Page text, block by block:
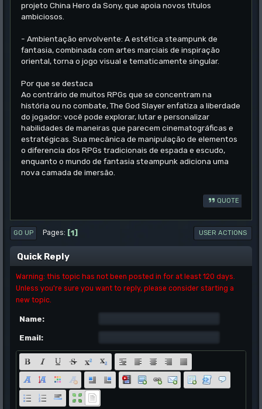
projeto China Hero da Sony, que apoia novos títulos
ambiciosos.
- Ambientação envolvente: A estética steampunk de
fantasia, combinada com artes marciais de inspiração
oriental, torna o jogo visual e tematicamente singular.
Por que se destaca
Ao contrário de muitos RPGs que se concentram na
história ou no combate, The God Slayer enfatiza a liberdade
do jogador: você pode explorar, lutar e personalizar
habilidades de maneiras que parecem cinematográficas e
estratégicas. Sua mecânica de manipulação de elementos
o diferencia dos RPGs tradicionais de espada e escudo,
enquanto o mundo de fantasia steampunk adiciona uma
nova camada de imersão.
QUOTE
GO UP Pages 1 USER ACTIONS
Quick Reply
Warning: this topic has not been posted in for at least 120 days.
Unless you're sure you want to reply, please consider starting a
new topic.
Name:
Email: